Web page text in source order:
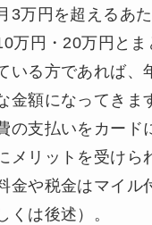
3万円を超えるあ
万円・20万円とま
いる方であれば、
金額になってきま
の支払いをカード
メリットを受けら
金や税金はマイル
くは後述）。